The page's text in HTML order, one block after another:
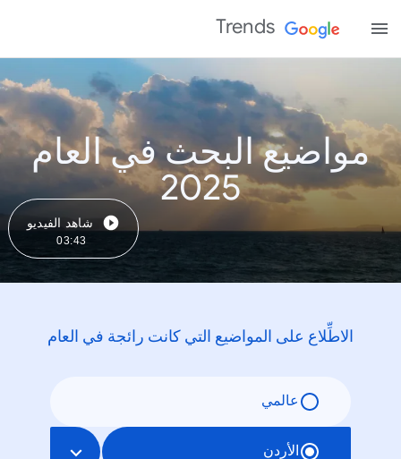
Trends
مواضيع البحث في العام
2025
شاهد الفيديو
03:43
الاطِّلاع على المواضيع التي كانت رائجة في العام
عالمي
الأردن